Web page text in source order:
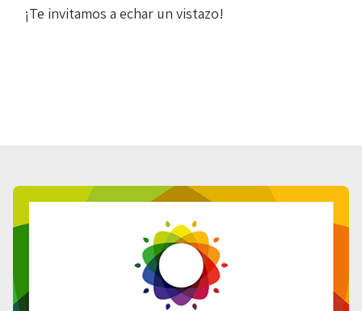
¡Te invitamos a echar un vistazo!